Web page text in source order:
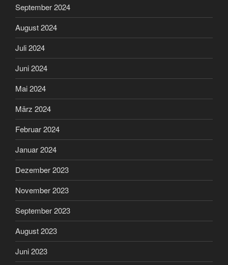
September 2024
August 2024
Juli 2024
Juni 2024
Mai 2024
März 2024
Februar 2024
Januar 2024
Dezember 2023
November 2023
September 2023
August 2023
Juni 2023